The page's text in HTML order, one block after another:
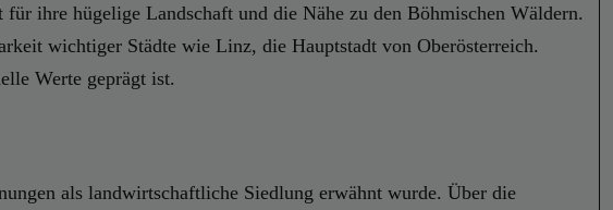
ihre hügelige Landschaft und die Nähe zu den Böhmischen Wäldern.
wichtiger Städte wie Linz, die Hauptstadt von Oberösterreich.
Werte geprägt ist.
als landwirtschaftliche Siedlung erwähnt wurde. Über die